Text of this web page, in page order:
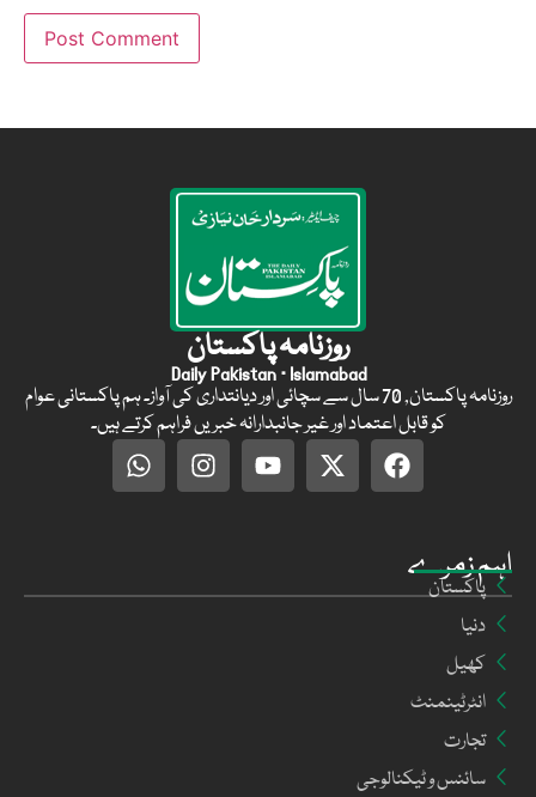
اہم زمرے
پاکستان
دنیا
کھیل
انٹرٹینمنٹ
تجارت
سائنس و ٹیکنالوجی
روزنامہ پاکستان
Daily Pakistan · Islamabad
روزنامہ پاکستان, 70 سال سے سچائی اور دیانتداری کی آواز۔ ہم پاکستانی عوام
کو قابل اعتماد اور غیر جانبدارانہ خبریں فراہم کرتے ہیں۔